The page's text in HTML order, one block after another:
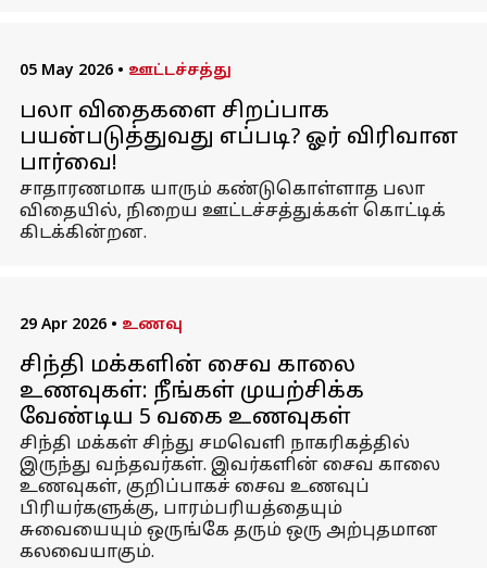
05 May 2026 • ஊட்டச்சத்து
பலா விதைகளை சிறப்பாக
பயன்படுத்துவது எப்படி? ஓர் விரிவான
பார்வை!
சாதாரணமாக யாரும் கண்டுகொள்ளாத பலா
விதையில், நிறைய ஊட்டச்சத்துக்கள் கொட்டிக்
கிடக்கின்றன.
29 Apr 2026 • உணவு
சிந்தி மக்களின் சைவ காலை
உணவுகள்: நீங்கள் முயற்சிக்க
வேண்டிய 5 வகை உணவுகள்
சிந்தி மக்கள் சிந்து சமவெளி நாகரிகத்தில்
இருந்து வந்தவர்கள். இவர்களின் சைவ காலை
உணவுகள், குறிப்பாகச் சைவ உணவுப்
பிரியர்களுக்கு, பாரம்பரியத்தையும்
சுவையையும் ஒருங்கே தரும் ஒரு அற்புதமான
கலவையாகும்.